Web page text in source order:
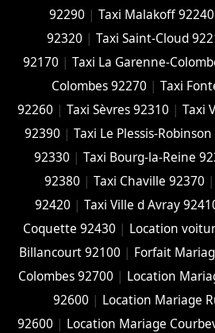
92290 | Taxi Malakoff 92240
92320 | Taxi Saint-Cloud
92170 | Taxi La Garenne-
Colombes 92270 | Taxi
92260 | Taxi Sèvres 92310 | Taxi
92390 | Taxi Le Plessis-
92330 | Taxi Bourg-la-Reine
92380 |Taxi Chaville 92370
92420 | Taxi Ville d Avray
Coquette 92430 | Location
Billancourt 92100 | Forfait
Colombes 92700 | Location
92600 | Location Mariage
92600 | Location Mariage